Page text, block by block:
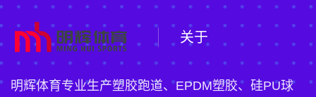
关于
明辉体育专业生产塑胶跑道、EPDM塑胶、硅PU球